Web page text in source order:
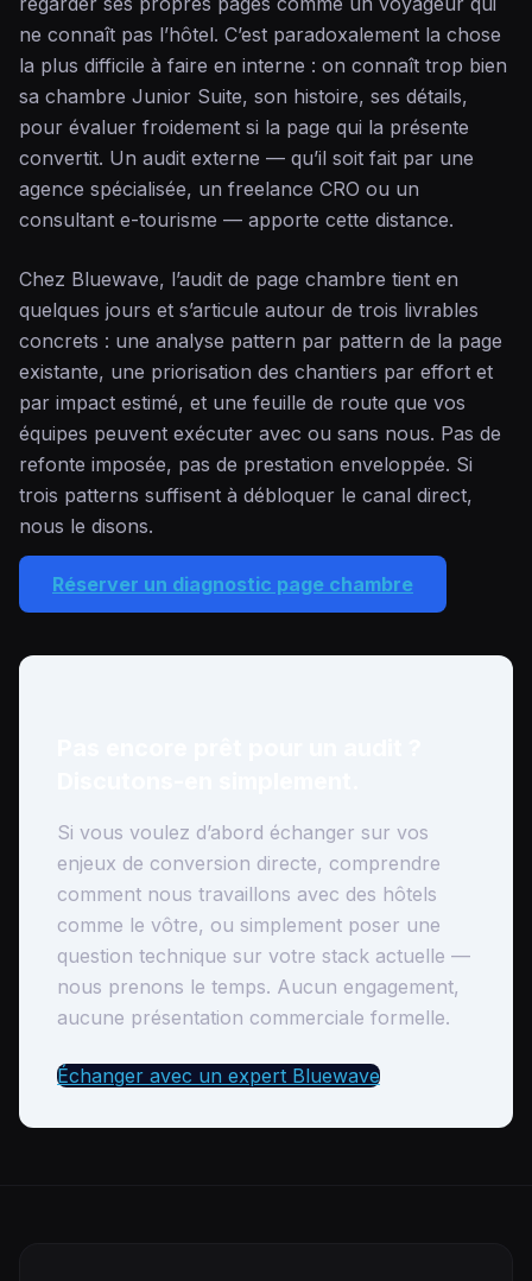
ne connaît pas l’hôtel. C’est paradoxalement la chose
la plus difficile à faire en interne : on connaît trop bien
sa chambre Junior Suite, son histoire, ses détails,
pour évaluer froidement si la page qui la présente
convertit. Un audit externe — qu’il soit fait par une
agence spécialisée, un freelance CRO ou un
consultant e-tourisme — apporte cette distance.
Chez Bluewave, l’audit de page chambre tient en
quelques jours et s’articule autour de trois livrables
concrets : une analyse pattern par pattern de la page
existante, une priorisation des chantiers par effort et
par impact estimé, et une feuille de route que vos
équipes peuvent exécuter avec ou sans nous. Pas de
refonte imposée, pas de prestation enveloppée. Si
trois patterns suffisent à débloquer le canal direct,
nous le disons.
Réserver un diagnostic page chambre
Si vous voulez d’abord échanger sur vos
enjeux de conversion directe, comprendre
comment nous travaillons avec des hôtels
comme le vôtre, ou simplement poser une
question technique sur votre stack actuelle —
nous prenons le temps. Aucun engagement,
aucune présentation commerciale formelle.
Échanger avec un expert Bluewave